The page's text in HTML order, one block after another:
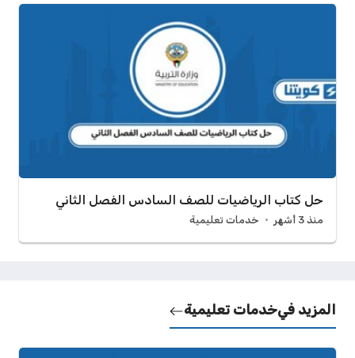
حل كتاب الرياضيات للصف السادس الفصل الثاني
منذ 3 أشهر خدمات تعليمية
المزيد فيخدمات تعليمية